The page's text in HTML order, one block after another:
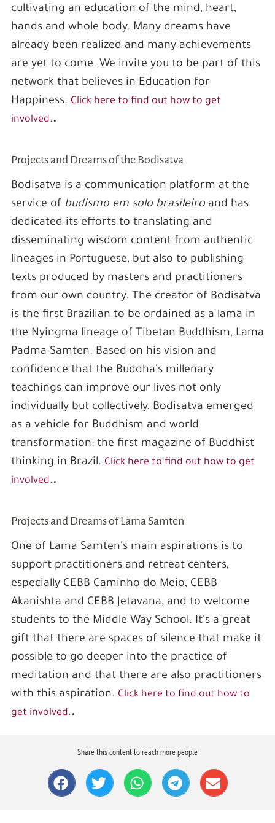
cultivating an education of the mind, heart,
hands and whole body. Many dreams have
already been realized and many achievements
are yet to come. We invite you to be part of this
network that believes in Education for
Happiness. Click here to find out how to get
involved..
Projects and Dreams of the Bodisatva
Bodisatva is a communication platform at the
service of budismo em solo brasileiroand has
dedicated its efforts to translating and
disseminating wisdom content from authentic
lineages in Portuguese, but also to publishing
texts produced by masters and practitioners
from our own country. The creator of Bodisatva
is the first Brazilian to be ordained as a lama in
the Nyingma lineage of Tibetan Buddhism, Lama
Padma Samten. Based on his vision and
confidence that the Buddha's millenary
teachings can improve our lives not only
individually but collectively, Bodisatva emerged
as a vehicle for Buddhism and world
transformation: the first magazine of Buddhist
thinking in Brazil. Click here to find out how to get
involved..
Projects and Dreams of Lama Samten
One of Lama Samten's main aspirations is to
support practitioners and retreat centers,
especially CEBB Caminho do Meio, CEBB
Akanishta and CEBB Jetavana, and to welcome
students to the Middle Way School. It's a great
gift that there are spaces of silence that make it
possible to go deeper into the practice of
meditation and that there are also practitioners
with this aspiration. Click here to find out how to
get involved..
Share this content to reach more people